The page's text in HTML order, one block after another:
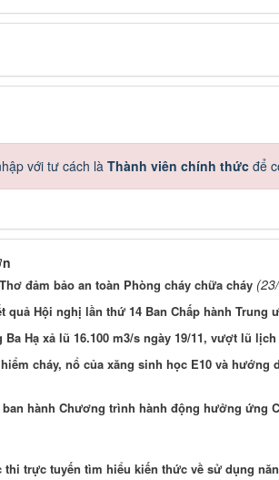
với tư cách là Thành viên chính thức để
đảm bảo an toàn Phòng cháy chữa cháy
quả Hội nghị lần thứ 14 Ban Chấp hành Trung
Ba Hạ xả lũ 16.100 m3/s ngày 19/11, vượt lũ
cháy, nổ của xăng sinh học E10 và hướng
hành Chương trình hành động hưởng ứng
thi trực tuyến tìm hiểu kiến thức về sử dụng